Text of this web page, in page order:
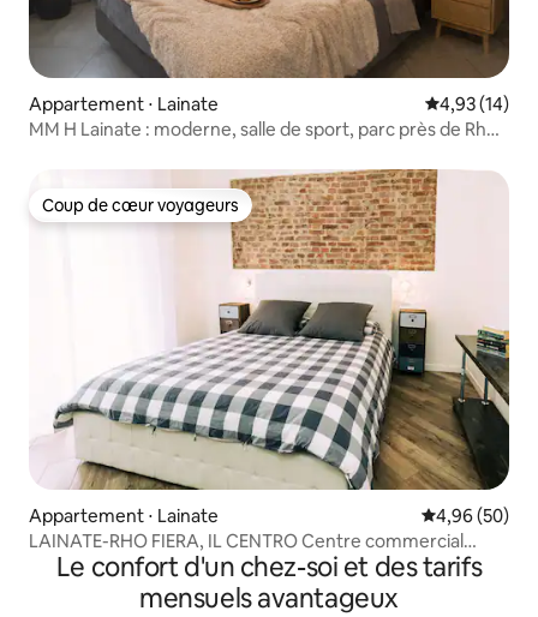
Appartement ⋅ Lainate Évaluation
4,93 (14)
MM H Lainate : moderne, salle de sport, parc près de Rho
Coup de cœur voyageurs
Coup de cœur voyageurs
Appartement ⋅ Lainate Évaluation
4,96 (50)
LAINATE-RHO FIERA, IL CENTRO Centre commercial
AreseLe confort d'un chez-soi et des tarifs
mensuels avantageux